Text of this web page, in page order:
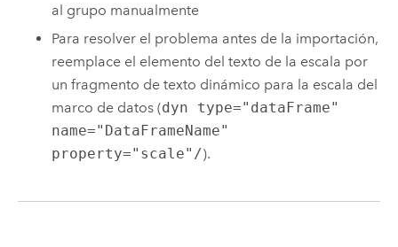
al grupo manualmente
Para resolver el problema antes de la importación,
reemplace el elemento del texto de la escala por
un fragmento de texto dinámico para la escala del
marco de datos (dyn type="dataFrame"
name="DataFrameName"
property="scale"/).